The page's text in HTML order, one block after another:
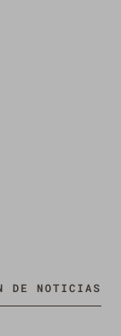
DE NOTICIAS